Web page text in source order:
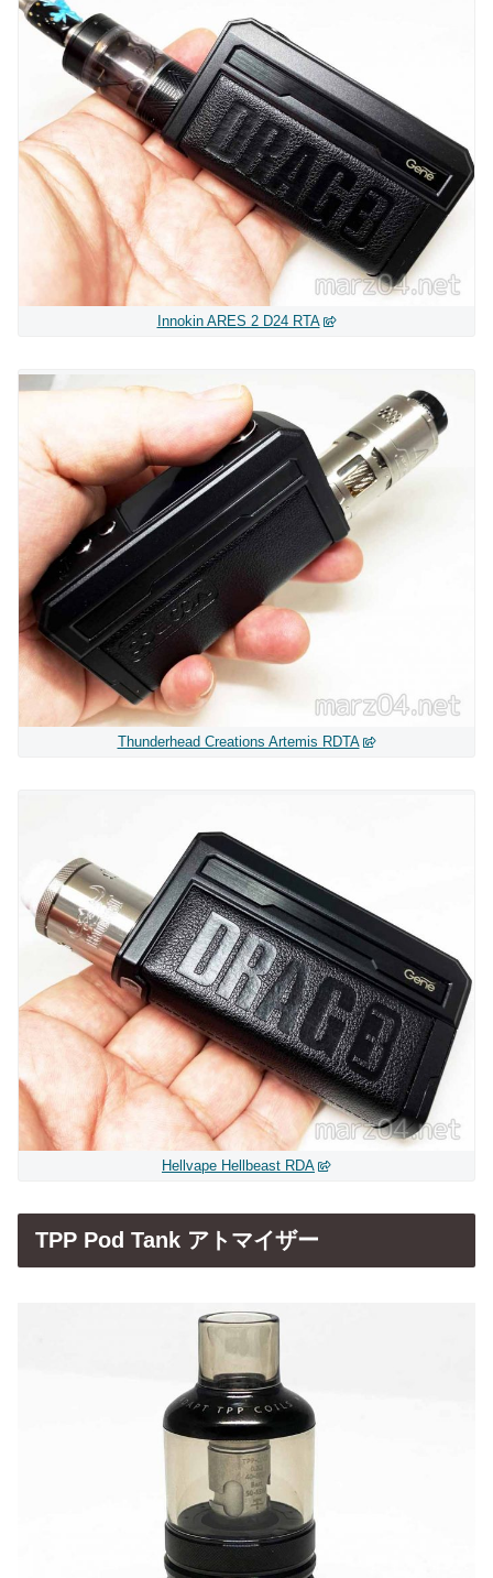
Innokin ARES 2 D24 RTA
Thunderhead Creations Artemis RDTA
Hellvape Hellbeast RDA
TPP Pod Tank アトマイザー